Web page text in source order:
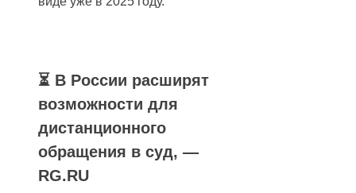
⏳ В России расширят
возможности для
дистанционного
обращения в суд, —
RG.RU